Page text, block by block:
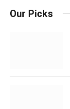
Our Picks